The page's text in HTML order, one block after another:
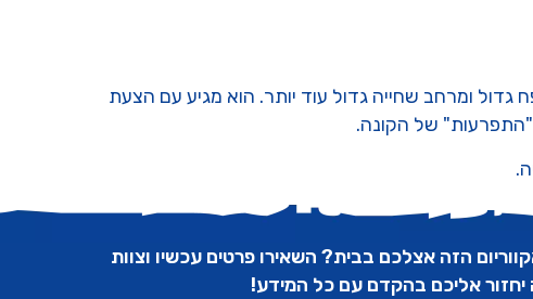
גדול ומרחב שחייה גדול עוד יותר. הוא מגיע עם הצעת
של הקונה.
הזה אצלכם בבית? השאירו פרטים עכשיו וצוות
יחזור אליכם בהקדם עם כל המידע!